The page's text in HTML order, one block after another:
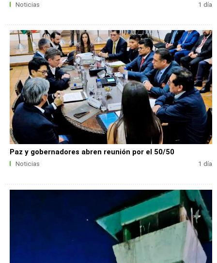
Noticias 1 día
Paz y gobernadores abren reunión por el 50/50
Noticias 1 día